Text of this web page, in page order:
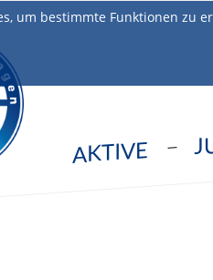
AKTIVE
um bestimmte Funktionen zu